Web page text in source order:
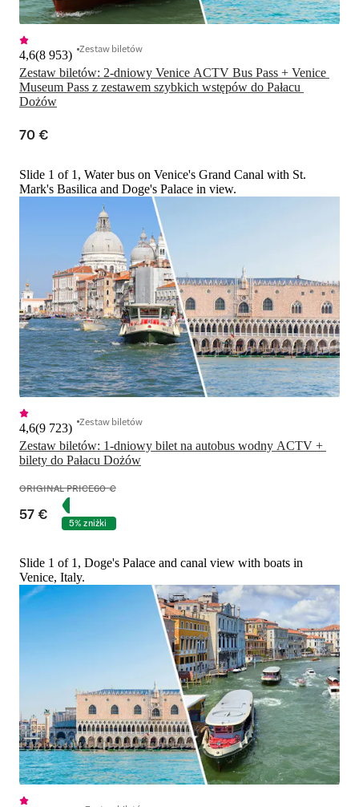
Zestaw biletów: 2-dniowy Venice ACTV Bus Pass + Venice
Museum Pass z zestawem szybkich wstępów do Pałacu
Dożów
4,6(8 953) Zestaw biletów
70 €
Slide 1 of 1, Water bus on Venice's Grand Canal with St.
Mark's Basilica and Doge's Palace in view.
Zestaw biletów: 1-dniowy bilet na autobus wodny ACTV +
bilety do Pałacu Dożów
4,6(9 723) Zestaw biletów
ORIGINAL PRICE60 €
57 € 5% zniżki
Slide 1 of 1, Doge's Palace and canal view with boats in
Venice, Italy.